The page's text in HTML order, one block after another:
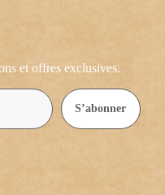
et offres exclusives.
S’abonner